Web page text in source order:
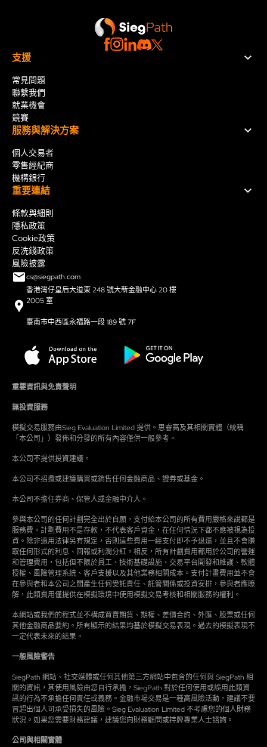
支援
常見問題
聯繫我們
就業機會
競賽
服務與解決方案
個人交易者
零售經紀商
機構銀行
重要連結
條款與細則
隱私政策
Cookie政策
反洗錢政策
風險披露
cs@siegpath.com
香港灣仔皇后大道東 248 號大新金融中心 20 樓
2005 室
臺南市中西區永福路一段 189 號 7F
重要資訊與免責聲明
無投資服務
模擬交易服務由Sieg Evaluation Limited 提供。思睿高及其相關實體（統稱
「本公司」）發佈和分發的所有內容僅供一般參考。
本公司不提供投資建議。
本公司不招攬或建議購買或銷售任何金融商品、證券或基金。
本公司不擔任券商、保管人或金融中介人。
參與本公司的任何計劃完全出於自願，支付給本公司的所有費用嚴格來說都是
服務費。計劃費用不是存款，不代表客戶資金，在任何情況下都不應被視為投
資。除非適用法律另有規定，否則這些費用一經支付即不予退還，並且不會賺
取任何形式的利息、回報或利潤分紅。相反，所有計劃費用都用於公司的營運
和管理費用，包括但不限於員工、技術基礎設施、交易平台開發和維護、軟體
授權、風險管理系統、客戶支援以及其他業務相關成本。支付計畫費用並不會
在參與者和本公司之間產生任何受託責任、託管關係或投資安排，參與者應瞭
解，此類費用僅提供在模擬環境中使用模擬交易考核和相關服務的權利。
本網站或我們的程式並不構成買賣期貨、期權、差價合約、外匯、股票或任何
其他金融商品要約。所有顯示的結果均基於模擬交易表現。過去的模擬表現不
一定代表未來的結果。
一般風險警告
SiegPath 網站、社交媒體或任何其他第三方網站中包含的任何與 SiegPath 相
關的資訊，其使用風險由您自行承擔，SiegPath 對於任何使用或誤用此類資
訊的行為不承擔任何責任或義務。金融市場交易是一種高風險活動，建議不要
冒超出個人可承受損失的風險。Sieg Evaluation Limited 不考慮您的個人財務
狀況。如果您需要財務建議，建議您向財務顧問或持牌專業人士諮詢。
公司與相關實體